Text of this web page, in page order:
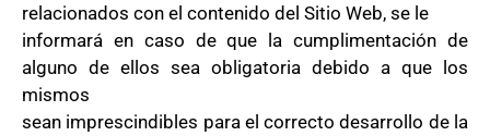
relacionados con el contenido del Sitio Web, se le
informará en caso de que la cumplimentación de
alguno de ellos sea obligatoria debido a que los
mismos
sean imprescindibles para el correcto desarrollo de la